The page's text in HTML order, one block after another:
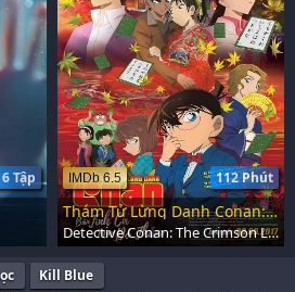
Tập 112 Phút
IMDb 6.5
Thám Tử Lừng Danh Conan: Bản Tình Ca Màu Đỏ Thẫm
Detective Conan: The Crimson Love Letter (2017)
Kill Blue